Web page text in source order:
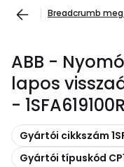
Breadcrumb
ABB -
lapos
-
Másolás
Gyártói cikkszám
Másolás
Gyártói típuskód